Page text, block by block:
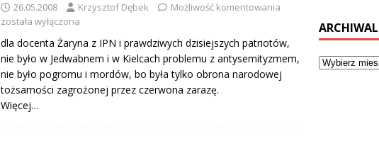
26.05.2008 Krzysztof Dębek
Możliwość komentowania
została wyłączona
dla docenta Żaryna z IPN i prawdziwych dzisiejszych patriotów,
nie było w Jedwabnem i w Kielcach problemu z antysemityzmem,
nie było pogromu i mordów, bo była tylko obrona narodowej
tożsamości zagrożonej przez czerwona zarazę.
Więcej…